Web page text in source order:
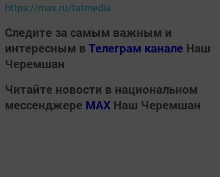
https://max.ru/tatmedia
Следите за самым важным и
интересным в Телеграм канале Наш
Черемшан
Читайте новости в национальном
мессенджере MАХ Наш Черемшан